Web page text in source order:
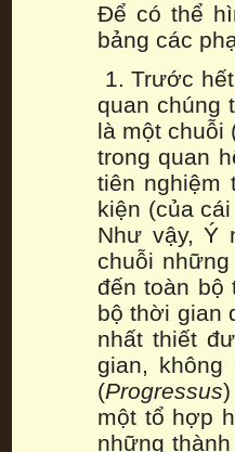
Để có thể
bảng các
1. Trước
quan chúng
là một chuỗi
trong quan
tiên
kiện (của
Như vậy, Ý
chuỗi
đến toàn bộ
bộ thời gian
nhất thiết
gian,
(Progressus
một tổ hợp
những